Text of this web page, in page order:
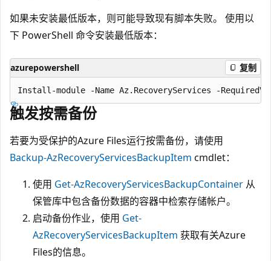
如果未安装最低版本，则可能导致现有脚本失败。 使用以
下 PowerShell 命令安装最低版本：
azurepowershell 复制
触发按需备份
若要为受保护的Azure Files运行按需备份，请使用
Backup-AzRecoveryServicesBackupItem cmdlet：
使用 Get-AzRecoveryServicesBackupContainer 从
保管库中包含备份数据的容器中检索存储帐户。
启动备份作业，使用 Get-
AzRecoveryServicesBackupItem 获取有关Azure
Files的信息。